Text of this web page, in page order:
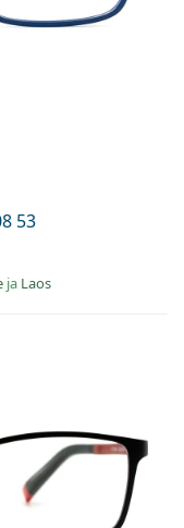
53
ja Laos